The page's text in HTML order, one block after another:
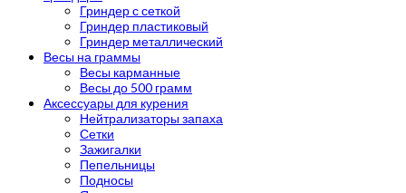
Гриндер с сеткой
Гриндер пластиковый
Гриндер металлический
Весы на граммы
Весы карманные
Весы до 500 грамм
Аксессуары для курения
Нейтрализаторы запаха
Сетки
Зажигалки
Пепельницы
Подносы